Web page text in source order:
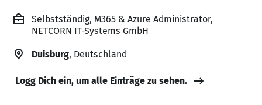
Selbstständig, M365 & Azure Administrator,
NETCORN IT-Systems GmbH
Duisburg, Deutschland
Logg Dich ein, um alle Einträge zu sehen.